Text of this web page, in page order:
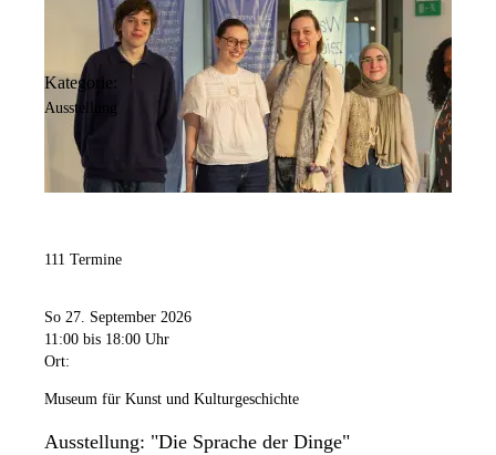
Kategorie:
Ausstellung
111 Termine
So 27. September 2026
11:00 bis 18:00 Uhr
Ort:
Museum für Kunst und Kulturgeschichte
Ausstellung: "Die Sprache der Dinge"